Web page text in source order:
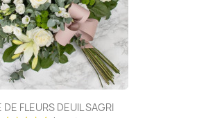
DE FLEURS DEUIL SAGRI